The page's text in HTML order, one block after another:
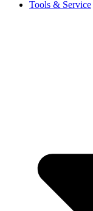
Tools & Service